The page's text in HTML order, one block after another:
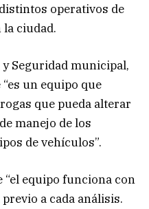
operativos de
ciudad.
Seguridad municipal,
un equipo que
que pueda alterar
manejo de los
de vehículos”.
equipo funciona con
a cada análisis.